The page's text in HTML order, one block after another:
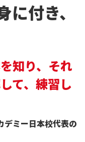
付き、
知り、それ
て、練習し
デミー日本校代表の